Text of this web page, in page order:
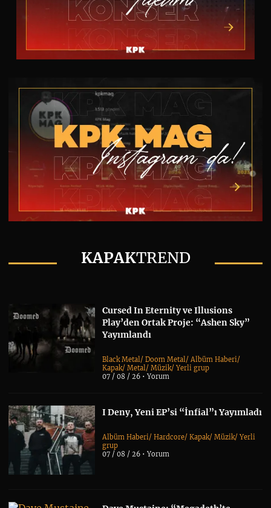
KAPAKTREND
Cursed In Eternity ve Illusions
Play’den Ortak Proje: “Ashen Sky”
Yayımlandı
Black Metal /Doom Metal /Albüm Haberi/
Kapak/Metal /Müzik/Yerli grup
07 / 08 / 26 •Yorum
I Deny, Yeni EP’si “İnfial”ı Yayımladı
Albüm Haberi/Hardcore/Kapak/Müzik/Yerli
grup
07 / 08 / 26 •Yorum